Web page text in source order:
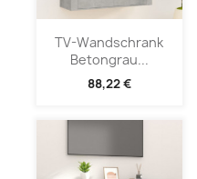
TV-Wandschrank
Betongrau...
88,22 €